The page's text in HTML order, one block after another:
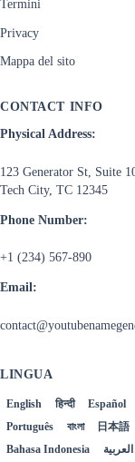
Termini
Privacy
Mappa del sito
CONTACT INFO
Physical Address:
123 Generator St, Suite
Tech City, TC 12345
Phone Number:
+1 (234) 567-890
Email:
LINGUA
English हिन्दी Español
Português
বাংলা 日本語
Bahasa Indonesia
العربية